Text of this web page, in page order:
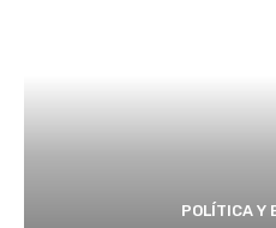
POLÍTICA Y